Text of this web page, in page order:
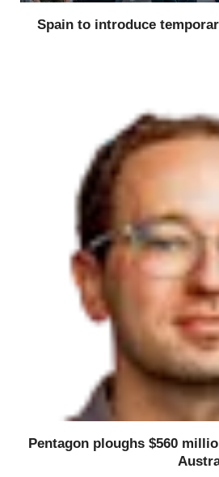
Spain to introduce
Pentagon ploughs $560 million